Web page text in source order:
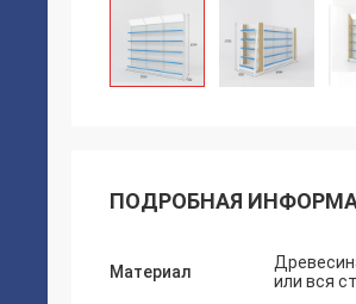
ПОДРОБНАЯ
Материал
или вся